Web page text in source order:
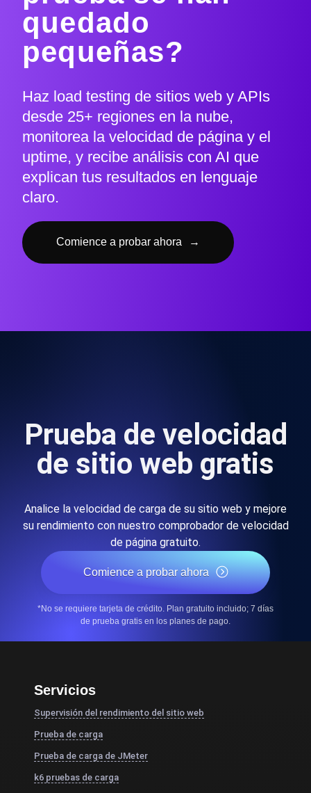
quedado
pequeñas?
Haz load testing de sitios web y APIs
desde 25+ regiones en la nube,
monitorea la velocidad de página y el
uptime, y recibe análisis con AI que
explican tus resultados en lenguaje
claro.
Comience a probar ahora →
Prueba de velocidad
de sitio web gratis
Analice la velocidad de carga de su sitio web y mejore
su rendimiento con nuestro comprobador de velocidad
de página gratuito.
Comience a probar ahora
*No se requiere tarjeta de crédito. Plan gratuito incluido; 7 días
de prueba gratis en los planes de pago.
Servicios
Supervisión del rendimiento del sitio web
Prueba de carga
Prueba de carga de JMeter
k6 pruebas de carga